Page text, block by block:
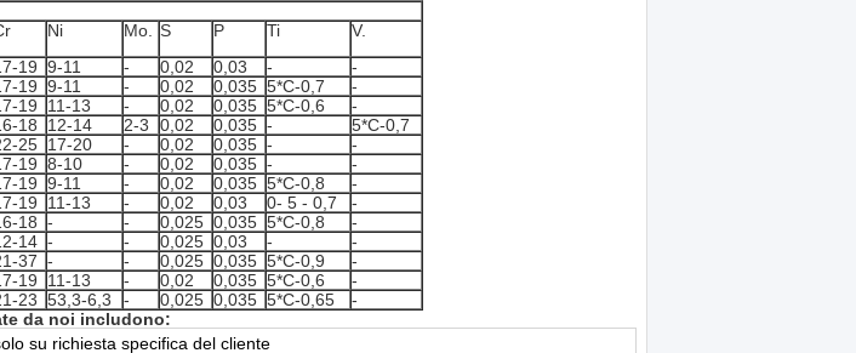
Ni Mo. S P Ti
V.
19 9-11 - 0,02 0,03 -
-
19 9-11 - 0,02 0,035 5*C-0,7
-
19 11-13 - 0,02 0,035 5*C-0,6
-
18 12-14 2-3 0,02 0,035 -
5*C-0,7
25 17-20 - 0,02 0,035 -
-
19 8-10 - 0,02 0,035 -
-
19 9-11 - 0,02 0,035 5*C-0,8
-
19 11-13 - 0,02 0,03 0- 5 - 0,7
-
18 - - 0,025 0,035 5*C-0,8
-
14 - - 0,025 0,03 -
-
37 - - 0,025 0,035 5*C-0,9
-
19 11-13 - 0,02 0,035 5*C-0,6
-
23 53,3-6,3 - 0,025 0,035 5*C-0,65
-
da noi includono:
su richiesta specifica del cliente